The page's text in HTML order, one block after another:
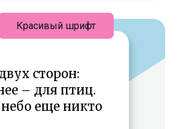
сторон:
– для птиц.
еще никто
Красивый шрифт